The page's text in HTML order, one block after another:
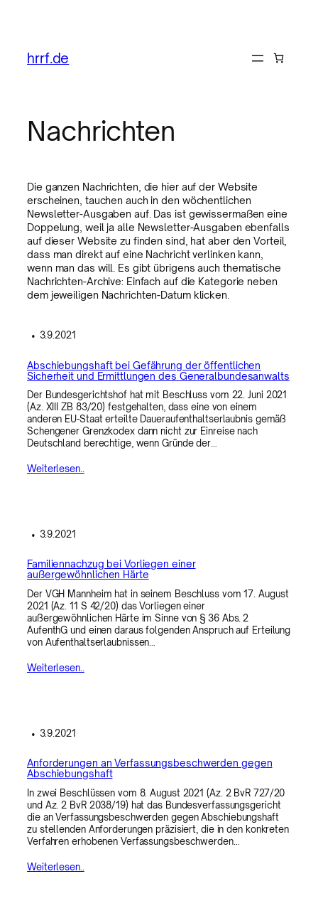
hrrf.de
Nachrichten
Die ganzen Nachrichten, die hier auf der Website
erscheinen, tauchen auch in den wöchentlichen
Newsletter-Ausgaben auf. Das ist gewissermaßen eine
Doppelung, weil ja alle Newsletter-Ausgaben ebenfalls
auf dieser Website zu finden sind, hat aber den Vorteil,
dass man direkt auf eine Nachricht verlinken kann,
wenn man das will. Es gibt übrigens auch thematische
Nachrichten-Archive: Einfach auf die Kategorie neben
dem jeweiligen Nachrichten-Datum klicken.
• 3.9.2021
Abschiebungshaft bei Gefährung der öffentlichen
Sicherheit und Ermittlungen des Generalbundesanwalts
Der Bundesgerichtshof hat mit Beschluss vom 22. Juni 2021
(Az. XIII ZB 83/20) festgehalten, dass eine von einem
anderen EU-Staat erteilte Daueraufenthaltserlaubnis gemäß
Schengener Grenzkodex dann nicht zur Einreise nach
Deutschland berechtige, wenn Gründe der…
Weiterlesen..
• 3.9.2021
Familiennachzug bei Vorliegen einer
außergewöhnlichen Härte
Der VGH Mannheim hat in seinem Beschluss vom 17. August
2021 (Az. 11 S 42/20) das Vorliegen einer
außergewöhnlichen Härte im Sinne von § 36 Abs. 2
AufenthG und einen daraus folgenden Anspruch auf Erteilung
von Aufenthaltserlaubnissen…
Weiterlesen..
• 3.9.2021
Anforderungen an Verfassungsbeschwerden gegen
Abschiebungshaft
In zwei Beschlüssen vom 8. August 2021 (Az. 2 BvR 727/20
und Az. 2 BvR 2038/19) hat das Bundesverfassungsgericht
die an Verfassungsbeschwerden gegen Abschiebungshaft
zu stellenden Anforderungen präzisiert, die in den konkreten
Verfahren erhobenen Verfassungsbeschwerden…
Weiterlesen..